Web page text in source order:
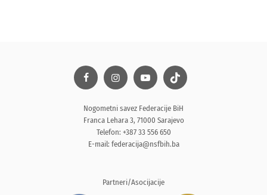
Nogometni savez Federacije BiH
Franca Lehara 3, 71000 Sarajevo
Telefon: +387 33 556 650
E-mail: federacija@nsfbih.ba
Partneri/Asocijacije